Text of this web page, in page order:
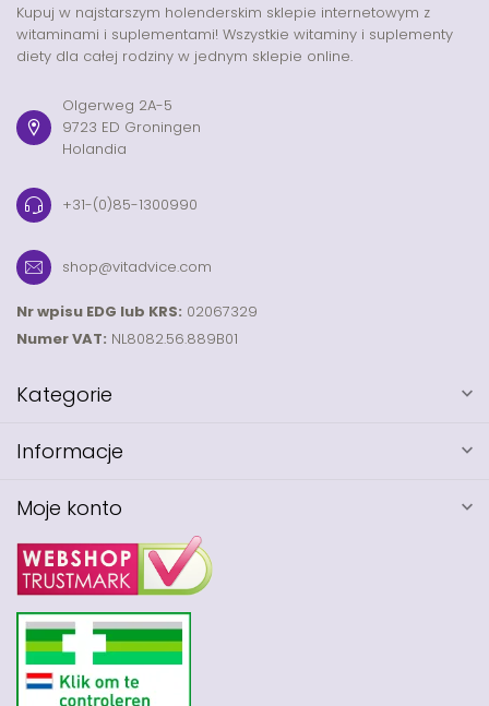
Kupuj w najstarszym holenderskim sklepie internetowym z
witaminami i suplementami! Wszystkie witaminy i suplementy
diety dla całej rodziny w jednym sklepie online.
Olgerweg 2A-5
9723 ED Groningen
Holandia
+31-(0)85-1300990
shop@vitadvice.com
Nr wpisu EDG lub KRS: 02067329
Numer VAT: NL8082.56.889B01
Kategorie
Informacje
Moje konto